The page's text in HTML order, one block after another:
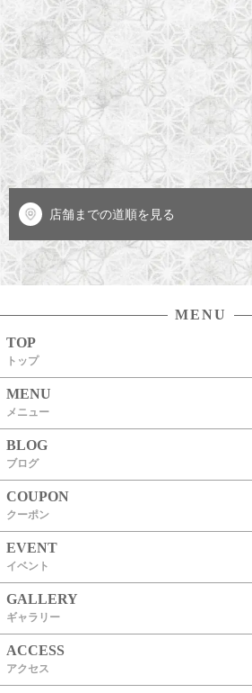
店舗までの道順を見る
MENU
TOP
トップ
MENU
メニュー
BLOG
ブログ
COUPON
クーポン
EVENT
イベント
GALLERY
ギャラリー
ACCESS
アクセス